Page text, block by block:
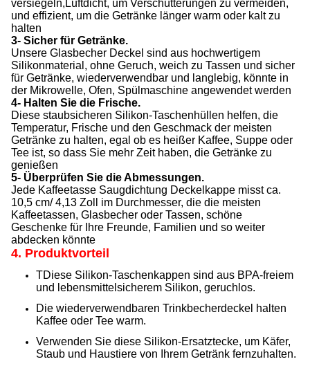
versiegeln,Luftdicht, um Verschütterungen zu vermeiden,
und effizient, um die Getränke länger warm oder kalt zu
halten
3- Sicher für Getränke.
Unsere Glasbecher Deckel sind aus hochwertigem
Silikonmaterial, ohne Geruch, weich zu Tassen und sicher
für Getränke, wiederverwendbar und langlebig, könnte in
der Mikrowelle, Ofen, Spülmaschine angewendet werden
4- Halten Sie die Frische.
Diese staubsicheren Silikon-Taschenhüllen helfen, die
Temperatur, Frische und den Geschmack der meisten
Getränke zu halten, egal ob es heißer Kaffee, Suppe oder
Tee ist, so dass Sie mehr Zeit haben, die Getränke zu
genießen
5- Überprüfen Sie die Abmessungen.
Jede Kaffeetasse Saugdichtung Deckelkappe misst ca.
10,5 cm/ 4,13 Zoll im Durchmesser, die die meisten
Kaffeetassen, Glasbecher oder Tassen, schöne
Geschenke für Ihre Freunde, Familien und so weiter
abdecken könnte
4. Produktvorteil
TDiese Silikon-Taschenkappen sind aus BPA-freiem
und lebensmittelsicherem Silikon, geruchlos.
Die wiederverwendbaren Trinkbecherdeckel halten
Kaffee oder Tee warm.
Verwenden Sie diese Silikon-Ersatztecke, um Käfer,
Staub und Haustiere von Ihrem Getränk fernzuhalten.